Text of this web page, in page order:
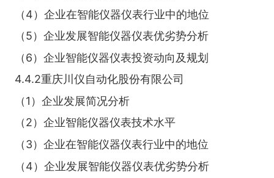
（4）企业在智能仪器仪表行业中的地位
（5）企业发展智能仪器仪表优劣势分析
（6）企业智能仪器仪表投资动向及规划
4.4.2重庆川仪自动化股份有限公司
（1）企业发展简况分析
（2）企业智能仪器仪表技术水平
（3）企业在智能仪器仪表行业中的地位
（4）企业发展智能仪器仪表优劣势分析